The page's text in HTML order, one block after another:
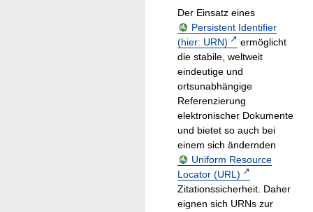
Der Einsatz eines
Persistent Identifier
(hier: URN)
ermöglicht
die stabile, weltweit
eindeutige und
ortsunabhängige
Referenzierung
elektronischer Dokumente
und bietet so auch bei
einem sich ändernden
Uniform Resource
Locator (URL)
Zitationssicherheit. Daher
eignen sich URNs zur